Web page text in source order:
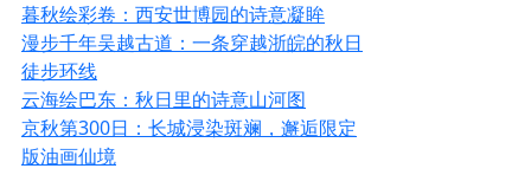
暮秋绘彩卷：西安世博园的诗意凝眸
漫步千年吴越古道：一条穿越浙皖的秋日
徒步环线
云海绘巴东：秋日里的诗意山河图
京秋第300日：长城浸染斑斓，邂逅限定
版油画仙境